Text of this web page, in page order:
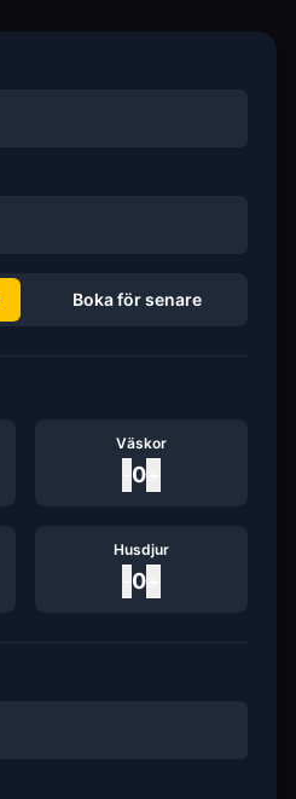
Boka för senare
Väskor
0
Husdjur
0